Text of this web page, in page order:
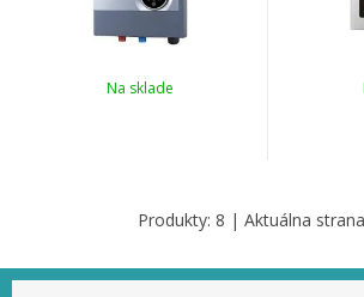
Na sklade
Produkty: 8 | Aktuálna